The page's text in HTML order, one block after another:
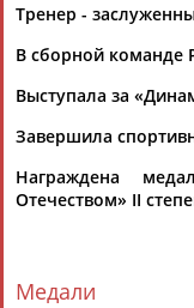
АБДУЛАЕВ
Камалудин
АБДУЛДАУДОВ
Тренер -
В сборной команде
Выступала за
Завершила
Награждена
Отечеством» II
Медали